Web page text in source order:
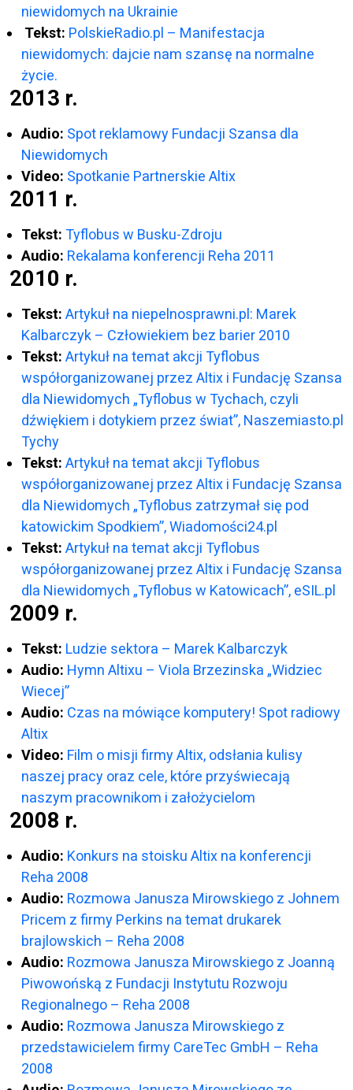
niewidomych na Ukrainie
Tekst: PolskieRadio.pl – Manifestacja
niewidomych: dajcie nam szansę na normalne
życie.
2013 r.
Audio: Spot reklamowy Fundacji Szansa dla
Niewidomych
Video: Spotkanie Partnerskie Altix
2011 r.
Tekst: Tyflobus w Busku-Zdroju
Audio: Rekalama konferencji Reha 2011
2010 r.
Tekst: Artykuł na niepelnosprawni.pl: Marek
Kalbarczyk – Człowiekiem bez barier 2010
Tekst: Artykuł na temat akcji Tyflobus
współorganizowanej przez Altix i Fundację Szansa
dla Niewidomych „Tyflobus w Tychach, czyli
dźwiękiem i dotykiem przez świat”, Naszemiasto.pl
Tychy
Tekst: Artykuł na temat akcji Tyflobus
współorganizowanej przez Altix i Fundację Szansa
dla Niewidomych „Tyflobus zatrzymał się pod
katowickim Spodkiem”, Wiadomości24.pl
Tekst: Artykuł na temat akcji Tyflobus
współorganizowanej przez Altix i Fundację Szansa
dla Niewidomych „Tyflobus w Katowicach”, eSIL.pl
2009 r.
Tekst: Ludzie sektora – Marek Kalbarczyk
Audio: Hymn Altixu – Viola Brzezinska „Widziec
Wiecej”
Audio: Czas na mówiące komputery! Spot radiowy
Altix
Video: Film o misji firmy Altix, odsłania kulisy
naszej pracy oraz cele, które przyświecają
naszym pracownikom i założycielom
2008 r.
Audio: Konkurs na stoisku Altix na konferencji
Reha 2008
Audio: Rozmowa Janusza Mirowskiego z Johnem
Pricem z firmy Perkins na temat drukarek
brajlowskich – Reha 2008
Audio: Rozmowa Janusza Mirowskiego z Joanną
Piwowońską z Fundacji Instytutu Rozwoju
Regionalnego – Reha 2008
Audio: Rozmowa Janusza Mirowskiego z
przedstawicielem firmy CareTec GmbH – Reha
2008